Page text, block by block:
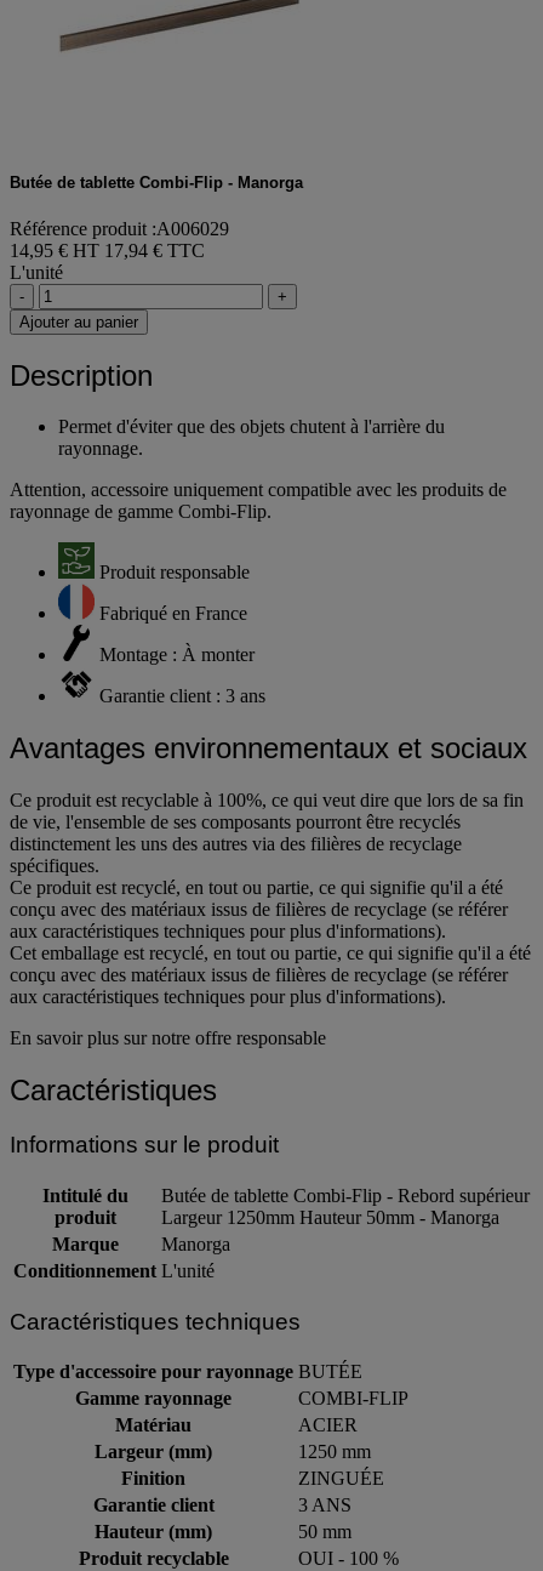
Butée de tablette Combi-Flip - Manorga
Référence produit :A006029
14,95 € HT 17,94 € TTC
L'unité
-
+
Ajouter au panier
Description
Permet d'éviter que des objets chutent à l'arrière du
rayonnage.
Attention, accessoire uniquement compatible avec les produits de
rayonnage de gamme Combi-Flip.
Produit responsable
Fabriqué en France
Montage : À monter
Garantie client : 3 ans
Avantages environnementaux et sociaux
Ce produit est recyclable à 100%, ce qui veut dire que lors de sa fin
de vie, l'ensemble de ses composants pourront être recyclés
distinctement les uns des autres via des filières de recyclage
spécifiques.
Ce produit est recyclé, en tout ou partie, ce qui signifie qu'il a été
conçu avec des matériaux issus de filières de recyclage (se référer
aux caractéristiques techniques pour plus d'informations).
Cet emballage est recyclé, en tout ou partie, ce qui signifie qu'il a été
conçu avec des matériaux issus de filières de recyclage (se référer
aux caractéristiques techniques pour plus d'informations).
En savoir plus sur notre offre responsable
Caractéristiques
Informations sur le produit
Intitulé du
produit
Butée de tablette Combi-Flip - Rebord supérieur
Largeur 1250mm Hauteur 50mm - Manorga
Marque
Manorga
Conditionnement L'unité
Caractéristiques techniques
Type d'accessoire pour rayonnage BUTÉE
Gamme rayonnage
COMBI-FLIP
Matériau
ACIER
Largeur (mm)
1250 mm
Finition
ZINGUÉE
Garantie client
3 ANS
Hauteur (mm)
50 mm
Produit recyclable
OUI - 100 %